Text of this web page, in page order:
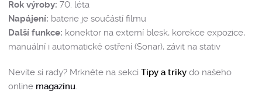
Rok výroby:70. léta
Napájení: baterie je součástí filmu
Další funkce: konektor na externí blesk, korekce expozice,
manuální i automatické ostření (Sonar), závit na stativ
Nevíte si rady? Mrkněte na sekciTipy a triky do našeho
online magazínu.